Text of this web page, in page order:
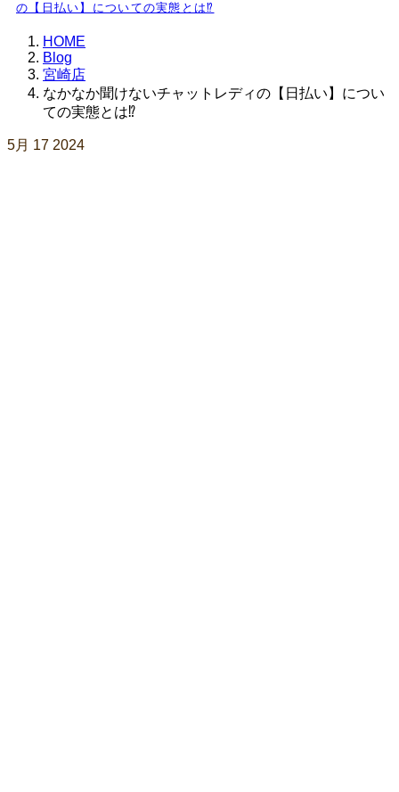
の【日払い】についての実態とは⁉️
HOME
Blog
宮崎店
なかなか聞けないチャットレディの【日払い】につい
ての実態とは⁉️
5月 17 2024